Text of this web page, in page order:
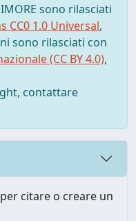
sono rilasciati
CC0 1.0 Universal,
sono rilasciati con
(CC BY 4.0),
contattare
citare o creare un